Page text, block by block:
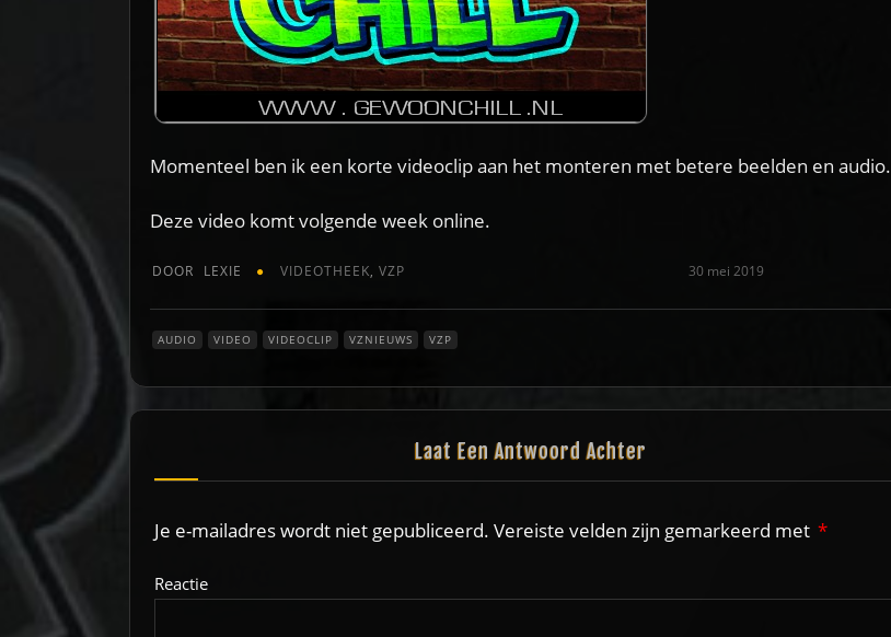
Momenteel ben ik een korte videoclip aan het monteren met betere beelden en audio.
Deze video komt volgende week online.
30 mei 2019
DOOR LEXIE VIDEOTHEEK,VZP
AUDIO VIDEO VIDEOCLIP VZNIEUWS VZP
Laat Een Antwoord Achter
Je e-mailadres wordt niet gepubliceerd. Vereiste velden zijn gemarkeerd met *
Reactie